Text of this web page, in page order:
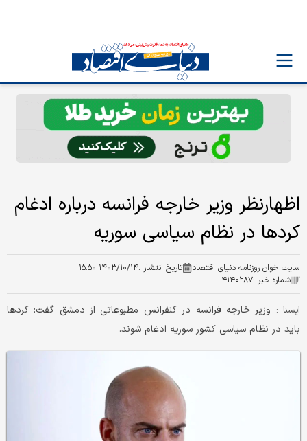
اظهارنظر وزیر خارجه فرانسه درباره ادغام
کردها در نظام سیاسی سوریه
سایت خوان روزنامه دنیای اقتصاد تاریخ انتشار :۱۴۰۳/۱۰/۱۴ ۱۵:۵۰
شماره خبر :۴۱۴۰۲۸۷
ايسنا : وزیر خارجه فرانسه در کنفرانس مطبوعاتی از دمشق گفت: کردها
باید در نظام سیاسی کشور سوریه ادغام شوند.